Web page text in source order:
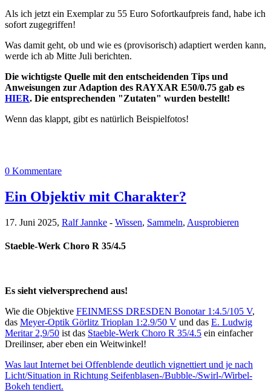
Als ich jetzt ein Exemplar zu 55 Euro Sofortkaufpreis fand, habe ich
sofort zugegriffen!
Was damit geht, ob und wie es (provisorisch) adaptiert werden kann,
werde ich ab Mitte Juli berichten.
Die wichtigste Quelle mit den entscheidenden Tips und
Anweisungen zur Adaption des RAYXAR E50/0.75 gab es
HIER. Die entsprechenden "Zutaten" wurden bestellt!
Wenn das klappt, gibt es natürlich Beispielfotos!
0 Kommentare
Ein Objektiv mit Charakter?
17. Juni 2025, Ralf Jannke - Wissen, Sammeln, Ausprobieren
Staeble-Werk Choro R 35/4.5
Es sieht vielversprechend aus!
Wie die Objektive FEINMESS DRESDEN Bonotar 1:4.5/105 V,
das Meyer-Optik Görlitz Trioplan 1:2.9/50 V und das E. Ludwig
Meritar 2,9/50 ist das Staeble-Werk Choro R 35/4.5 ein einfacher
Dreilinser, aber eben ein Weitwinkel!
Was laut Internet bei Offenblende deutlich vignettiert und je nach
Licht/Situation in Richtung Seifenblasen-/Bubble-/Swirl-/Wirbel-
Bokeh tendiert.